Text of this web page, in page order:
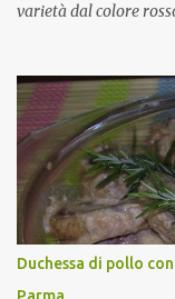
varietà dal colore
(Pat) della Calabria.
fresco o essiccato in
Durante la prima
versatilità di questo
Gastronomico di piatti
Gina Santagata ,
visto coinvolte tante
voluto partecipare
Duchessa di pollo